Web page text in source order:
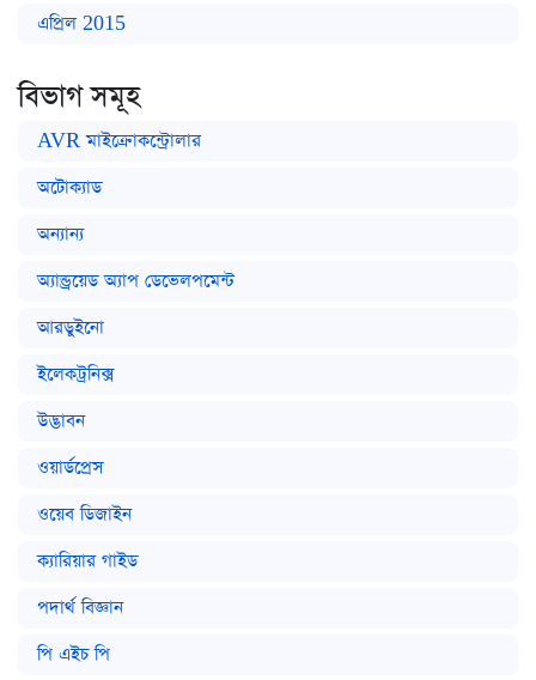
এপ্রিল 2015
বিভাগ সমূহ
AVR মাইক্রোকন্ট্রোলার
অটোক্যাড
অন্যান্য
অ্যান্ড্রয়েড অ্যাপ ডেভেলপমেন্ট
আরডুইনো
ইলেকট্রনিক্স
উদ্ভাবন
ওয়ার্ডপ্রেস
ওয়েব ডিজাইন
ক্যারিয়ার গাইড
পদার্থ বিজ্ঞান
পি এইচ পি